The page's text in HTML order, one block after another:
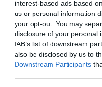
interest-based ads based
us or personal information
your opt-out. You may
disclosure of your personal
IAB’s list of downstream
also be disclosed by us to
Downstream Participants
Vagy újjáéledt a
röviden elmondani, mi
állásponttal. Mármint
szerint „Amerika nem a
a szövetségesünk”, aki
A magyar